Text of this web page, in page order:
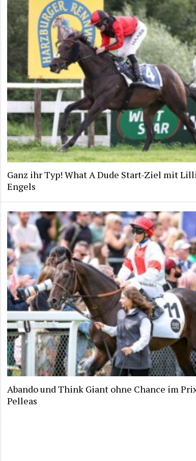
Ganz ihr Typ! What A Dude Start-Ziel mit
Engels
Abando und Think Giant ohne Chance im
Pelleas